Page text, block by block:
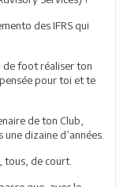
des IFRS qui
de foot réaliser ton
pour toi et te
de ton Club,
dizaine d’années.
tous, de court.